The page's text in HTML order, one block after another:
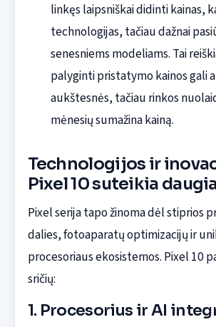
linkęs laipsniškai didinti kainas,
technologijas, tačiau dažnai
senesniems modeliams. Tai
palyginti pristatymo kainos gali
aukštesnės, tačiau rinkos
mėnesių sumažina kainą.
Technologijos ir
Pixel 10 suteikia
Pixel serija tapo žinoma dėl stiprios
dalies, fotoaparatų optimizacijų ir
procesoriaus ekosistemos. Pixel 10
sričių:
1. Procesorius ir AI